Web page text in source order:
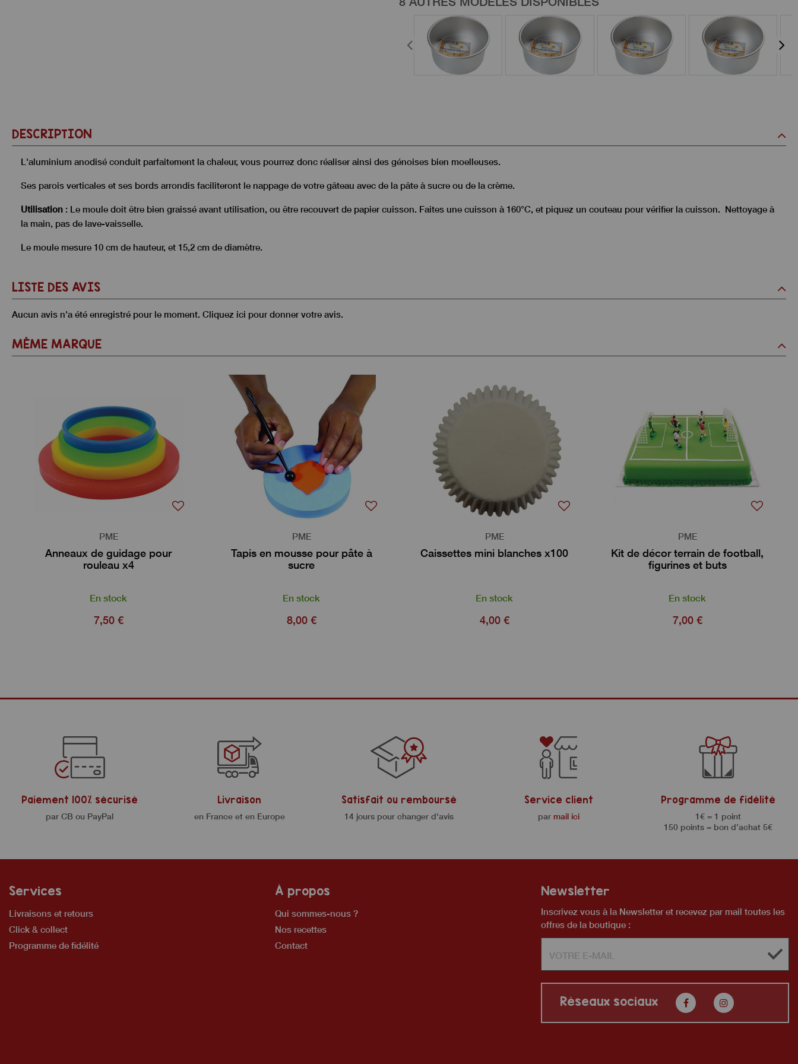
DESCRIPTION
L'aluminium anodisé conduit parfaitement la chaleur, vous pourrez donc réaliser ainsi des génoises bien moelleuses.
Ses parois verticales et ses bords arrondis faciliteront le nappage de votre gâteau avec de la pâte à sucre ou de la crème.
Utilisation : Le moule doit être bien graissé avant utilisation, ou être recouvert de papier cuisson. Faites une cuisson à 160°C, et piquez un couteau pour vérifier la cuisson. Nettoyage à
la main, pas de lave-vaisselle.
Le moule mesure 10 cm de hauteur, et 15,2 cm de diamètre.
LISTE DES AVIS
Aucun avis n'a été enregistré pour le moment. Cliquez ici pour donner votre avis.
MÊME MARQUE
PME
Anneaux de guidage pour
rouleau x4
En stock
7,50 €
PME
Tapis en mousse pour pâte à
sucre
En stock
8,00 €
PME
Caissettes mini blanches x100
En stock
4,00 €
PME
Kit de décor terrain de football,
figurines et buts
En stock
7,00 €
Paiement 100% sécurisé
par CB ou PayPal
Livraison
en France et en Europe
Satisfait ou remboursé
14 jours pour changer d'avis
Service client
par mail ici
Programme de fidélité
1€ = 1 point
150 points = bon d’achat 5€
Services
Livraisons et retours
Click & collect
Programme de fidélité
À propos
Qui sommes-nous ?
Nos recettes
Contact
Newsletter
Inscrivez vous à la Newsletter et recevez par mail toutes les
offres de la boutique :
Réseaux sociaux